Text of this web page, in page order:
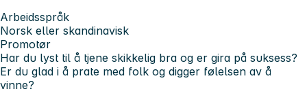
Arbeidsspråk
Norsk eller skandinavisk
Promotør
Har du lyst til å tjene skikkelig bra og er gira på suksess?
Er du glad i å prate med folk og digger følelsen av å
vinne?